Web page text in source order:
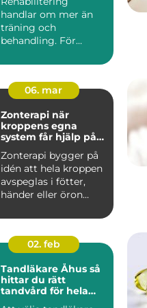
handlar om mer än
träning och
behandling. För
rehab vägen tillbaka...
06. mar
Zonterapi när
kroppens egna
system får hjälp på
Zonterapi bygger på
idén att hela kroppen
avspeglas i fötter,
händer eller öron
02. feb
Tandläkare Åhus så
hittar du rätt
tandvård för hela